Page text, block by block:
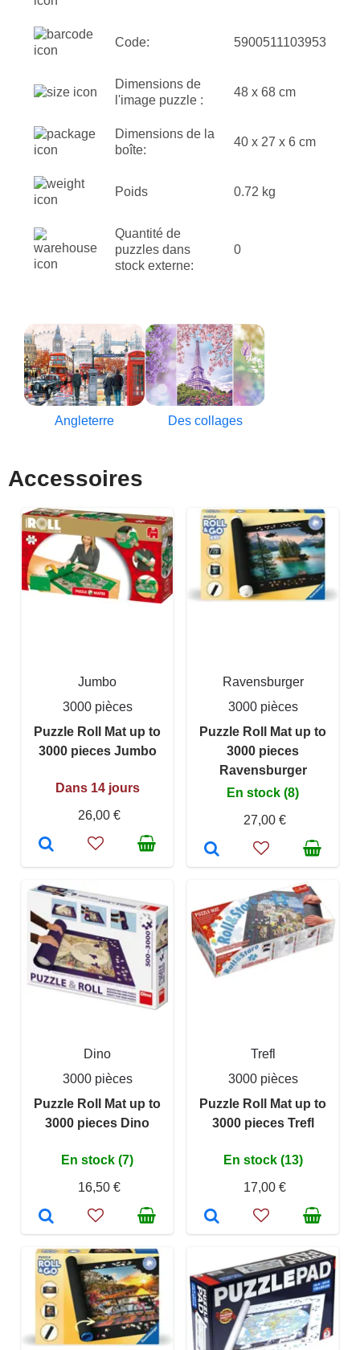
Code: 5900511103953
Dimensions de
l'image puzzle :
48 x 68 cm
Dimensions de la
boîte:
40 x 27 x 6 cm
Poids 0.72 kg
Quantité de
puzzles dans
stock externe:
0
Angleterre Des collages
Accessoires
Jumbo
3000 pièces
Puzzle Roll Mat up to
3000 pieces Jumbo
Dans 14 jours
26,00 €
Ravensburger
3000 pièces
Puzzle Roll Mat up to
3000 pieces
Ravensburger
En stock (8)
27,00 €
Dino
3000 pièces
Puzzle Roll Mat up to
3000 pieces Dino
En stock (7)
16,50 €
Trefl
3000 pièces
Puzzle Roll Mat up to
3000 pieces Trefl
En stock (13)
17,00 €